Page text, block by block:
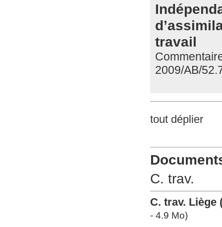
travail
2009/AB/
tout déplier
C. trav.
C. trav. Liège
- 4.9 Mo)